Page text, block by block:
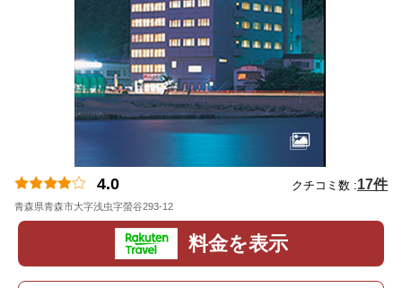
4.0 クチコミ数 :17件
青森県青森市大字浅虫字螢谷293-12
料金を表示